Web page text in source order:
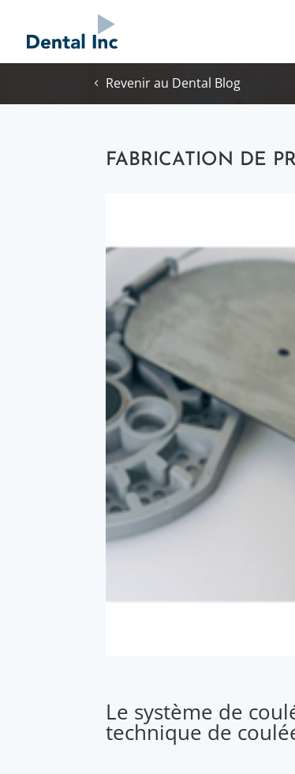
Revenir au Dental Blog
FABRICATION DE
Le système de
technique de